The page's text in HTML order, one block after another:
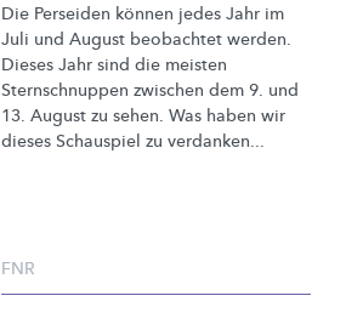
Die Perseiden können jedes Jahr im
Juli und August beobachtet werden.
Dieses Jahr sind die meisten
Sternschnuppen zwischen dem 9. und
13. August zu sehen. Was haben wir
dieses Schauspiel zu verdanken...
FNR